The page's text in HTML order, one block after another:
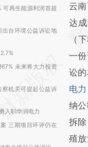
可再生能源利润首超
台环境公益诉讼地
未来将大力投资
机关可提起公益诉
入职华润电力
三期项目环评仍在
成
新
对
云
达
（
一份
讼
电
纳
拆
殖